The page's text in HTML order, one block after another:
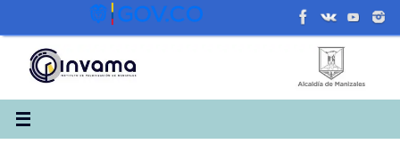
contenido